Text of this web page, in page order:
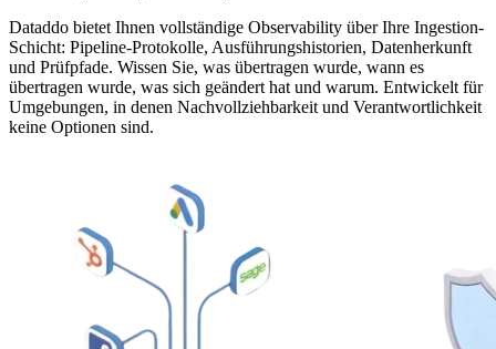
Dataddo bietet Ihnen vollständige Observability über Ihre Ingestion-
Schicht: Pipeline-Protokolle, Ausführungshistorien, Datenherkunft
und Prüfpfade. Wissen Sie, was übertragen wurde, wann es
übertragen wurde, was sich geändert hat und warum. Entwickelt für
Umgebungen, in denen Nachvollziehbarkeit und Verantwortlichkeit
keine Optionen sind.